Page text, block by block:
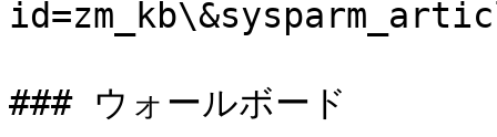
### ウォールボード